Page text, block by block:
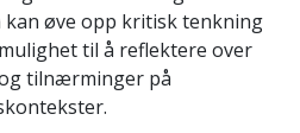
kan øve opp kritisk tenkning
til å reflektere over
tilnærminger på